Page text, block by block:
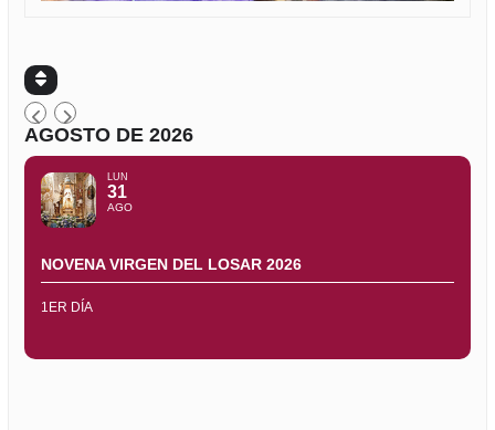
AGOSTO DE 2026
LUN
31
AGO
NOVENA VIRGEN DEL LOSAR 2026
1ER DÍA